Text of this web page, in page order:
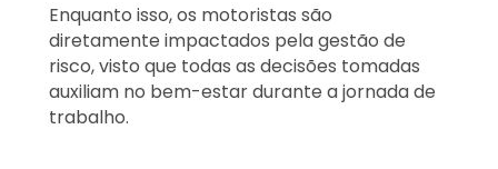
Enquanto isso, os motoristas são
diretamente impactados pela gestão de
risco, visto que todas as decisões tomadas
auxiliam no bem-estar durante a jornada de
trabalho.